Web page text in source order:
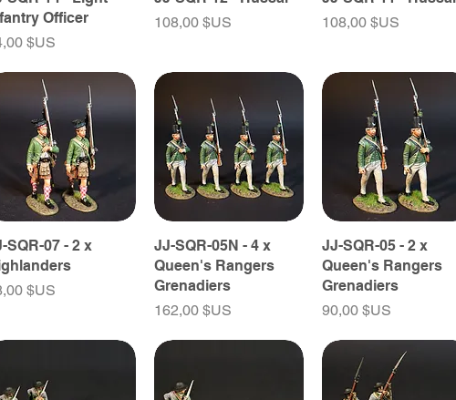
Officer
$US
Prix
108,00 $US
Prix
108,00 $US
SQR-07 - 2 x
$US
JJ-SQR-05N - 4 x
Queen's Rangers
Grenadiers
Prix
162,00 $US
JJ-SQR-05 - 2 x
Queen's Rangers
Grenadiers
Prix
90,00 $US